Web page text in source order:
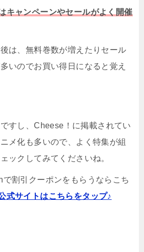
キャンペーンやセールがよく開催
は、無料巻数が増えたりセール
いのでお買い得日になると覚え
すし、Cheese！に掲載されてい
メ化も多いので、よく特集が組
ックしてみてくださいね。
割引クーポンをもらうならこち
サイトはこちらをタップ♪